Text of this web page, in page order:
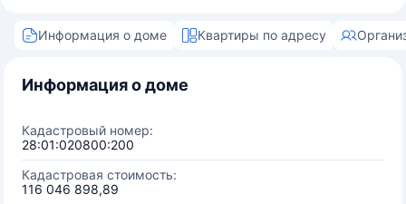
Информация о доме Квартиры по адресу
Информация о доме
Кадастровый номер:
28:01:020800:200
Кадастровая стоимость:
116 046 898,89